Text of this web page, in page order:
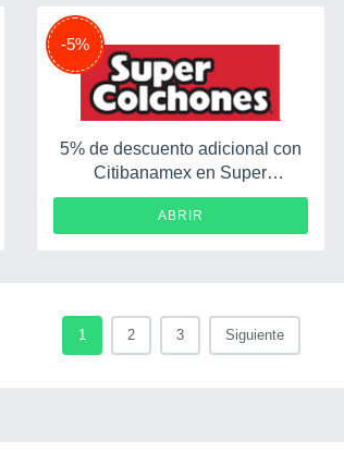
-5%
5% de descuento adicional con
Citibanamex en Super
Colchones
ABRIR
1 2 3 Siguiente